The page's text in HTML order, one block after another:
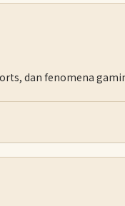
dan fenomena